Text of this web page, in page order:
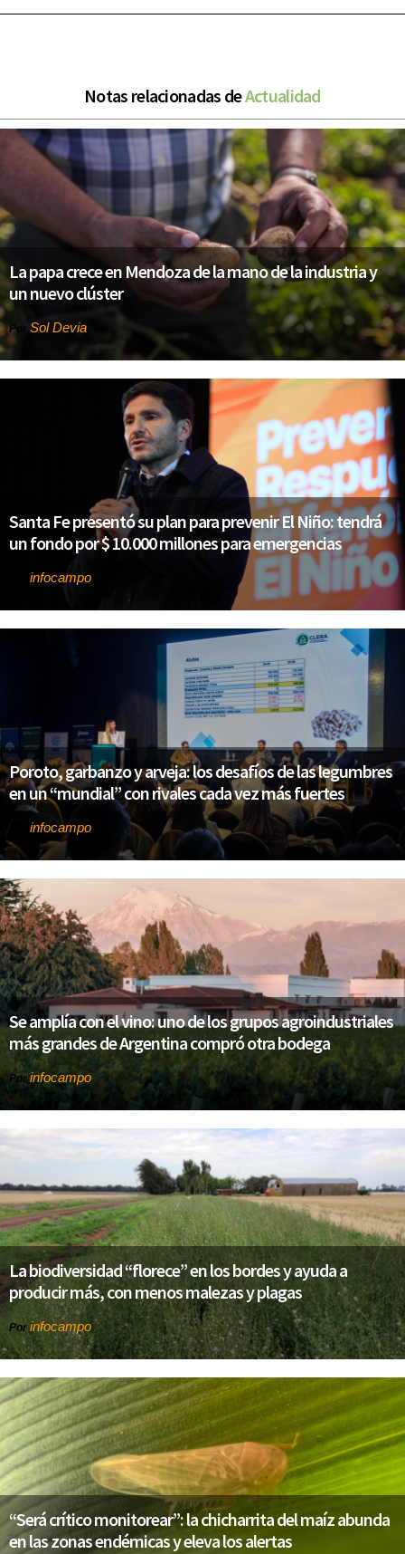
Notas relacionadas deActualidad
La papa crece en Mendoza de la mano de la industria y
un nuevo clúster
Por Sol Devia
Santa Fe presentó su plan para prevenir El Niño: tendrá
un fondo por $ 10.000 millones para emergencias
infocampo
Poroto, garbanzo y arveja: los desafíos de las legumbres
en un “mundial” con rivales cada vez más fuertes
infocampo
Se amplía con el vino: uno de los grupos agroindustriales
más grandes de Argentina compró otra bodega
Porinfocampo
La biodiversidad “florece” en los bordes y ayuda a
producir más, con menos malezas y plagas
Porinfocampo
“Será crítico monitorear”: la chicharrita del maíz abunda
en las zonas endémicas y eleva los alertas